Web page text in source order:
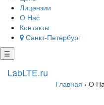
Лицензии
О Нас
Контакты
Санкт-Петербург
☰
LabLTE.ru
Главная › О